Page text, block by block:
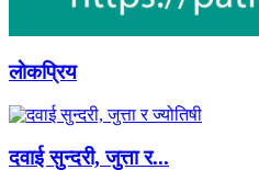
लाेकप्रिय
दवाई सुन्दरी, जुत्ता र...